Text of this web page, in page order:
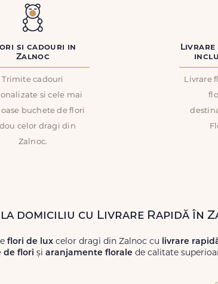
si cadouri in
Zalnoc
Trimite cadouri
si cele mai
buchete de flori
celor dragi din
Zalnoc.
Livrare
domiciliu cu Livrare Rapidă în
flori de lux celor dragi din Zalnoc cu livrare
de flori și aranjamente florale de calitate